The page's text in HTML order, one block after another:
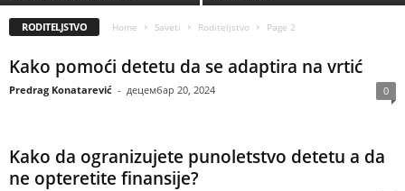
RODITELJSTVO Home Saveti Roditeljstvo Page 2
Kako pomoći detetu da se adaptira na vrtić
Predrag Konatarević - децембар 20, 2024 0
Kako da ogranizujete punoletstvo detetu a da
ne opteretite finansije?